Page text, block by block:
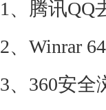
1、腾讯QQ
2、Winrar
3、360安全